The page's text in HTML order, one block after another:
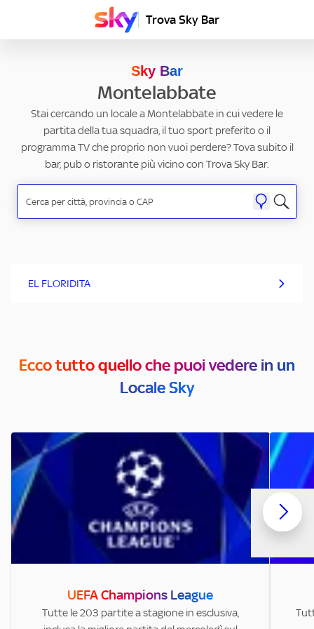
Trova Sky Bar
Sky Bar
Montelabbate
Stai cercando un locale a Montelabbate in cui vedere le
partita della tua squadra, il tuo sport preferito o il
programma TV che proprio non vuoi perdere? Tova subito il
bar, pub o ristorante più vicino con Trova Sky Bar.
EL FLORIDITA
Ecco tutto quello che puoi vedere in un
Locale Sky
UEFA Champions League
Tutte le 203 partite a stagione in esclusiva,